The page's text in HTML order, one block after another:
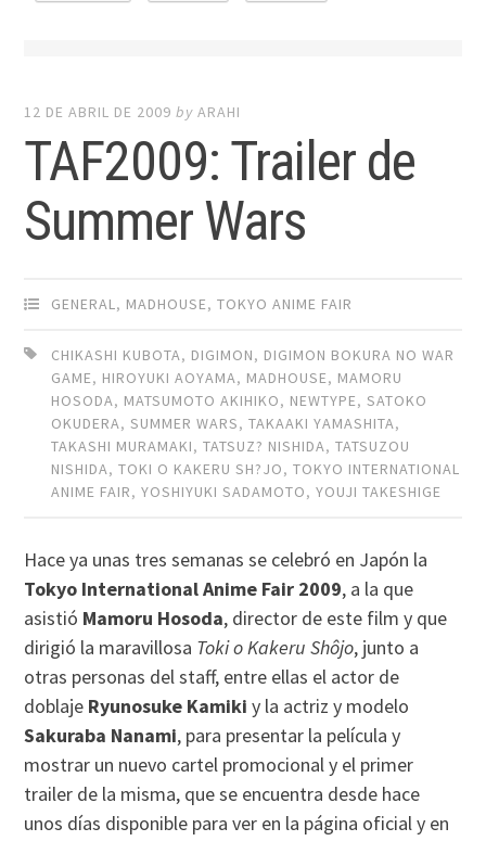
12 DE ABRIL DE 2009 byARAHI
TAF2009: Trailer de
Summer Wars
GENERAL, MADHOUSE,TOKYO ANIME FAIR
CHIKASHI KUBOTA, DIGIMON, DIGIMON BOKURA NO WAR
GAME, HIROYUKI AOYAMA, MADHOUSE, MAMORU
HOSODA, MATSUMOTO AKIHIKO, NEWTYPE,SATOKO
OKUDERA,SUMMER WARS,TAKAAKI YAMASHITA,
TAKASHI MURAMAKI,TATSUZ? NISHIDA,TATSUZOU
NISHIDA,TOKI O KAKERU SH?JO,TOKYO INTERNATIONAL
ANIME FAIR,YOSHIYUKI SADAMOTO,YOUJI TAKESHIGE
Hace ya unas tres semanas se celebró en Japón la
Tokyo International Anime Fair 2009, a la que
asistió Mamoru Hosoda, director de este film y que
dirigió la maravillosa Toki o Kakeru Shôjo, junto a
otras personas del staff, entre ellas el actor de
doblaje Ryunosuke Kamiki y la actriz y modelo
Sakuraba Nanami, para presentar la película y
mostrar un nuevo cartel promocional y el primer
trailer de la misma, que se encuentra desde hace
unos días disponible para ver en la página oficial y en